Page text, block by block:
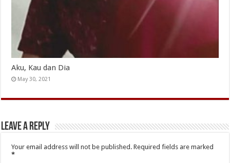
Aku, Kau dan Dia
May 30, 2021
Leave a Reply
Your email address will not be published. Required fields are marked
*